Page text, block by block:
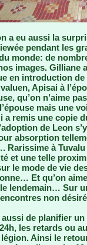
a eu aussi la
pendant les
monde: de
images. Gilliane
en introduction
Apisai à
qu’on n’aime
mais une
a remis une copie
de Leon
absorption
Rarissime à
et une telle
le mode de vie
Et qu’on
lendemain… Sur
non
de planifier
les retards ou
Ainsi le